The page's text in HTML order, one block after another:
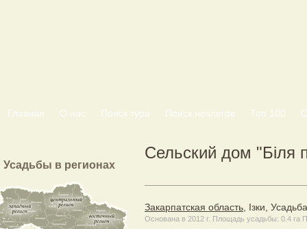
Главная О нас Поиск тура Поиск ночлегов Топ 100
Сельский дом "Біля
Закарпатская область , Ізки,
Основана в 2012 г. Площадь усадьбы: 0.4 га
Усадьбы в регионах